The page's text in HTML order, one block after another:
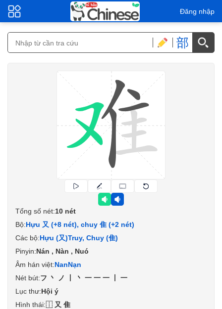
Đăng nhập
部
Tổng số nét:10 nét
Bộ:Hựu 又 (+8 nét), chuy 隹 (+2 nét)
Các bộ:Hựu (又)Truy, Chuy (隹)
Pinyin:Nán , Nàn , Nuó
Âm hán việt:NanNạn
Nét bút:フ丶ノ丨丶一一一丨一
Lục thư:Hội ý
Hình thái:⿰又隹